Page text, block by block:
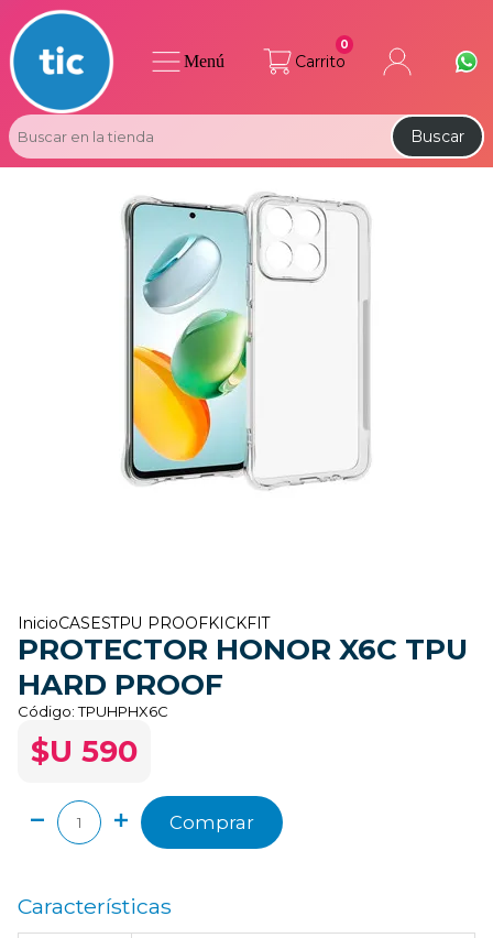
Carrito
0
Buscar
Menú
InicioCASESTPU PROOFKICKFIT
PROTECTOR HONOR X6C TPU
HARD PROOF
Código:TPUHPHX6C
$U 590
Comprar
Características